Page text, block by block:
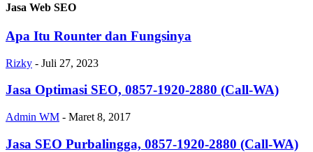
Jasa Web SEO
Apa Itu Rounter dan Fungsinya
Rizky - Juli 27, 2023
Jasa Optimasi SEO, 0857-1920-2880 (Call-WA)
Admin WM - Maret 8, 2017
Jasa SEO Purbalingga, 0857-1920-2880 (Call-WA)